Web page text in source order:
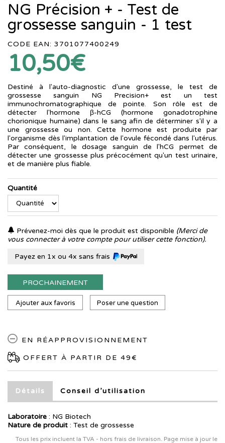
NG Précision + - Test de
grossesse sanguin - 1 test
CODE EAN: 3701077400249
10,50€
Destiné à l'auto-diagnostic d'une grossesse, le test de
grossesse sanguin NG Precision+ est un test
immunochromatographique de pointe. Son rôle est de
détecter l'hormone β-hCG (hormone gonadotrophine
chorionique humaine) dans le sang afin de déterminer s'il y a
une grossesse ou non. Cette hormone est produite par
l'organisme dès l'implantation de l'ovule fécondé dans l'utérus.
Par conséquent, le dosage sanguin de l'hCG permet de
détecter une grossesse plus précocément qu'un test urinaire,
et de manière plus fiable.
Quantité
Prévenez-moi dès que le produit est disponible (Merci de
vous connecter à votre compte pour utiliser cette fonction).
Payez en 1x ou 4x sans frais
PROCHAINEMENT
Ajouter aux favoris Poser une question
EN RÉAPPROVISIONNEMENT
OFFERT À PARTIR DE 49€
Détails Conseil d’utilisation
Laboratoire : NG Biotech
Nature de produit : Test de grossesse
Tous les prix incluent la TVA - hors frais de livraison. Page mise à jour le